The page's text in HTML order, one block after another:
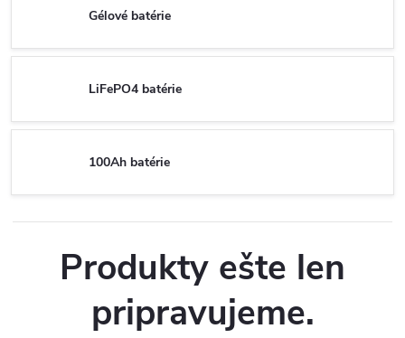
Gélové batérie
LiFePO4 batérie
100Ah batérie
Produkty ešte len
pripravujeme.